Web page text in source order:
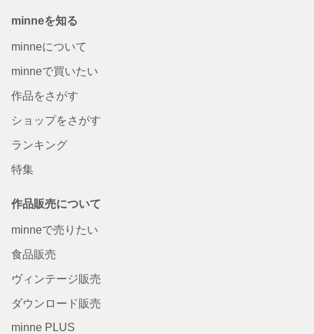
minneを知る
minneについて
minneで買いたい
作品をさがす
ショップをさがす
ランキング
特集
作品販売について
minneで売りたい
食品販売
ヴィンテージ販売
ダウンロード販売
minne PLUS